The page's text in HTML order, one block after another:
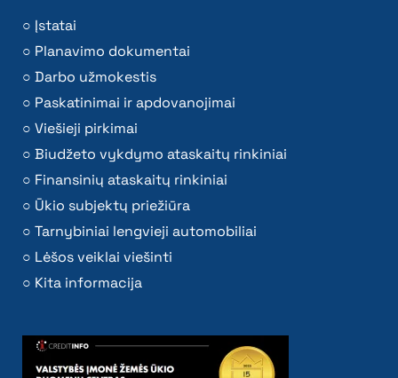
Įstatai
Planavimo dokumentai
Darbo užmokestis
Paskatinimai ir apdovanojimai
Viešieji pirkimai
Biudžeto vykdymo ataskaitų rinkiniai
Finansinių ataskaitų rinkiniai
Ūkio subjektų priežiūra
Tarnybiniai lengvieji automobiliai
Lėšos veiklai viešinti
Kita informacija